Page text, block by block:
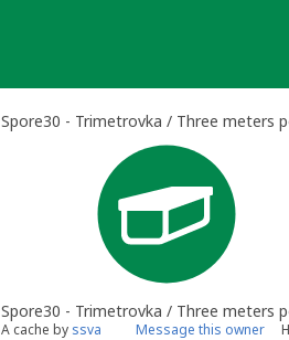
Spore30 - Trimetrovka / Three meters
Spore30 - Trimetrovka / Three meters
A cache by ssva Message this owner